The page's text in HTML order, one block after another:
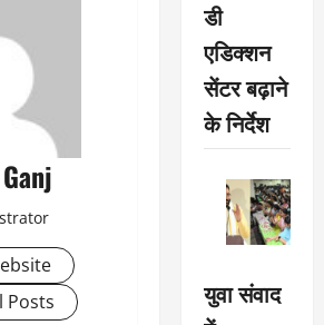
Posts
डी
एडिक्शन
सेंटर बढ़ाने
के निर्देश
युवा संवाद